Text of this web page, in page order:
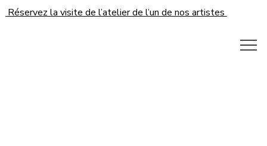
Réservez la visite de l’atelier de l’un de nos artistes